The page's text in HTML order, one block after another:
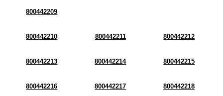
800442209
800442210 800442211 800442212
800442213 800442214 800442215
800442216 800442217 800442218